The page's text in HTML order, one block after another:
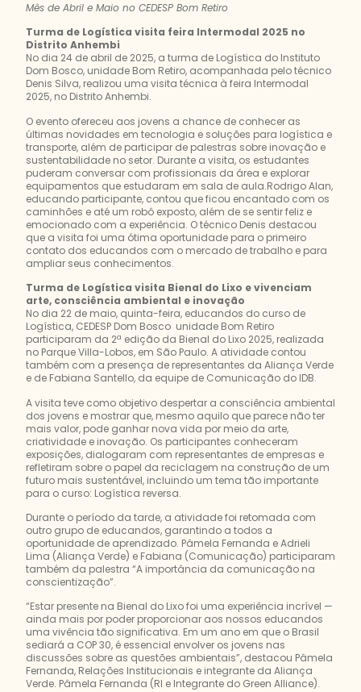
Mês de Abril e Maio no CEDESP Bom Retiro
Turma de Logística visita feira Intermodal 2025 no
Distrito Anhembi
No dia 24 de abril de 2025, a turma de Logística do Instituto
Dom Bosco,​ unidade Bom Retiro, acompanhada pelo técnico
Denis Silva, realizou uma visita técnica à feira Intermodal
2025, no Distrito Anhembi.
O evento ofereceu aos jovens a chance de conhecer as
últimas novidades em tecnologia e soluções para logística e
transporte, além de participar de palestras sobre inovação e
sustentabilidade no setor. Durante a visita, os estudantes
puderam conversar com profissionais da área e explorar
equipamentos que estudaram em sala de aula.Rodrigo Alan, ​
e​ducando participante, contou que ficou encantado com os
caminhões e até um robô exposto, além de se sentir feliz e
emocionado com a experiência. O técnico Denis destacou
que a visita foi uma ótima oportunidade para o primeiro
contato dos educandos com o mercado de trabalho e para
ampliar seus conhecimentos.
​Turma de Logística visita Bienal do Lixo e vivenciam
arte, consciência ambiental e inovação
No dia 22 de maio, quinta-feira, educandos do curso de
Logística, CEDESP Dom Bosco unidade Bom Retiro
participaram da 2ª edição da Bienal do Lixo 2025, realizada
no Parque Villa-Lobos, em São Paulo. A atividade contou
também com a presença de representantes da Aliança Verde
e de Fabiana Santello, da equipe de Comunicação do IDB.
A visita teve como objetivo despertar a consciência ambiental
dos jovens e mostrar que, mesmo aquilo que parece não ter
mais valor, pode ganhar nova vida por meio da arte,
criatividade e inovação. Os participantes conheceram
exposições, dialogaram com representantes de empresas e
refletiram sobre o papel da reciclagem na construção de um
futuro mais sustentável, incluindo um tema tão importante
para o curso: Logística reversa.
Durante o período da tarde, a atividade foi retomada com
outro grupo de educandos, garantindo a todos a
oportunidade de aprendizado. Pâmela Fernanda e Adrieli
Lima (Aliança Verde) e Fabiana (Comunicação) participaram
também da palestra “A importância da comunicação na
conscientização”.
“Estar presente na Bienal do Lixo foi uma experiência incrível —
ainda mais por poder proporcionar aos nossos educandos
uma vivência tão significativa. Em um ano em que o Brasil
sediará a COP 30, é essencial envolver os jovens nas
discussões sobre as questões ambientais”, destacou Pâmela
Fernanda, Relações Institucionais e integrante da Aliança
Verde. Pâmela Fernanda (RI e Integrante do Green Alliance).